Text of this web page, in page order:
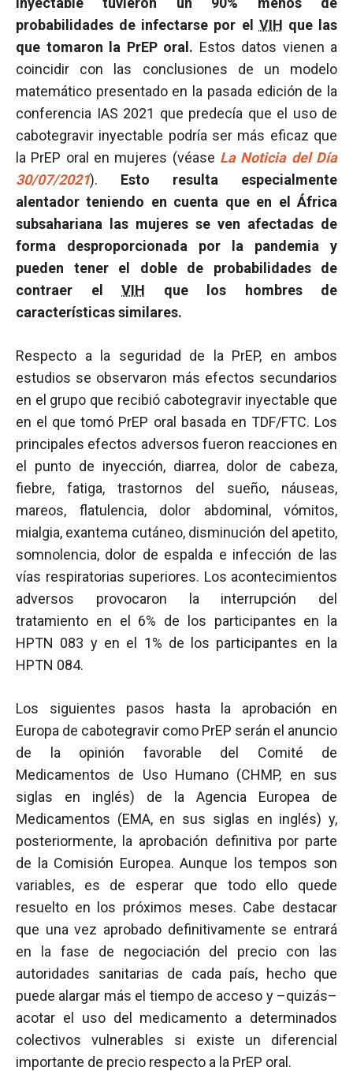
probabilidades de infectarse por el VIH que las
que tomaron la PrEP oral. Estos datos vienen a
coincidir con las conclusiones de un modelo
matemático presentado en la pasada edición de la
conferencia IAS 2021 que predecía que el uso de
cabotegravir inyectable podría ser más eficaz que
la PrEP oral en mujeres (véase La Noticia del Día
30/07/2021). Esto resulta especialmente
alentador teniendo en cuenta que en el África
subsahariana las mujeres se ven afectadas de
forma desproporcionada por la pandemia y
pueden tener el doble de probabilidades de
contraer el VIH que los hombres de
características similares.
Respecto a la seguridad de la PrEP, en ambos
estudios se observaron más efectos secundarios
en el grupo que recibió cabotegravir inyectable que
en el que tomó PrEP oral basada en TDF/FTC. Los
principales efectos adversos fueron reacciones en
el punto de inyección, diarrea, dolor de cabeza,
fiebre, fatiga, trastornos del sueño, náuseas,
mareos, flatulencia, dolor abdominal, vómitos,
mialgia, exantema cutáneo, disminución del apetito,
somnolencia, dolor de espalda e infección de las
vías respiratorias superiores. Los acontecimientos
adversos provocaron la interrupción del
tratamiento en el 6% de los participantes en la
HPTN 083 y en el 1% de los participantes en la
HPTN 084.
Los siguientes pasos hasta la aprobación en
Europa de cabotegravir como PrEP serán el anuncio
de la opinión favorable del Comité de
Medicamentos de Uso Humano (CHMP, en sus
siglas en inglés) de la Agencia Europea de
Medicamentos (EMA, en sus siglas en inglés) y,
posteriormente, la aprobación definitiva por parte
de la Comisión Europea. Aunque los tempos son
variables, es de esperar que todo ello quede
resuelto en los próximos meses. Cabe destacar
que una vez aprobado definitivamente se entrará
en la fase de negociación del precio con las
autoridades sanitarias de cada país, hecho que
puede alargar más el tiempo de acceso y –quizás–
acotar el uso del medicamento a determinados
colectivos vulnerables si existe un diferencial
importante de precio respecto a la PrEP oral.